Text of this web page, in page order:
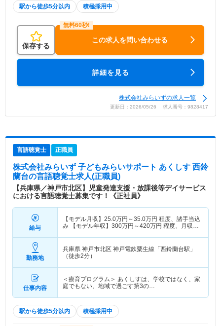
駅から徒歩5分以内 積極採用中
保存する
この求人を問い合わせる
詳細を見る
株式会社みらいずの求人一覧
更新日：2026/05/26 求人番号：9828417
言語聴覚士 正職員
株式会社みらいず 子どもみらいサポート あくしす 西鈴
蘭台の言語聴覚士求人(正職員)
【兵庫県／神戸市北区】児童発達支援・放課後等デイサービス
における言語聴覚士募集です！《正社員》
給与
【モデル月収】 25.0万円～35.0万円 程度、諸手当込
み 【モデル年収】 300万円～420万円 程度、月収
勤務地
兵庫県 神戸市北区 神戸電鉄粟生線「西鈴蘭台駅」
（徒歩2分）
仕事内容
＜療育プログラム＞ あくしすは、学校ではなく、家
庭でもない、地域で過ごす第3の…
駅から徒歩5分以内 積極採用中